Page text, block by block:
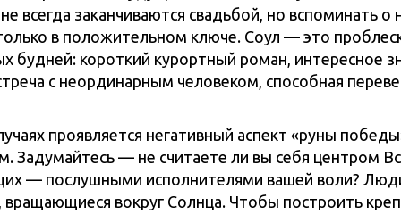
всегда заканчиваются свадьбой, но вспоминать о
в положительном ключе. Соул — это
будней: короткий курортный роман, интересное
с неординарным человеком, способная
проявляется негативный аспект «руны
Задумайтесь — не считаете ли вы себя центром
— послушными исполнителями вашей воли?
вращающиеся вокруг Солнца. Чтобы построить